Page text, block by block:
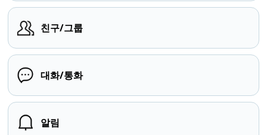
친구/그룹
대화/통화
알림